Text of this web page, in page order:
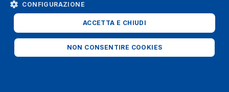
FRENCH
CONFIGURAZIONE
ACCETTA E CHIUDI
NON CONSENTIRE COOKIES